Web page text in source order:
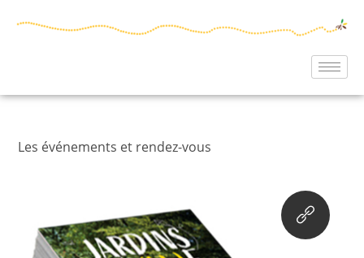
Les événements et rendez-vous